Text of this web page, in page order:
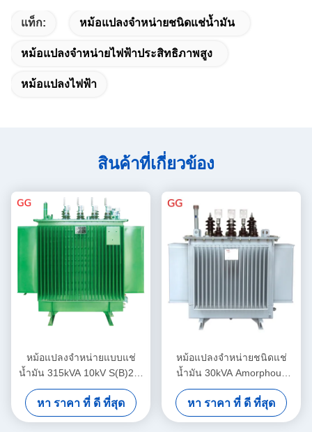
แท็ก: หม้อแปลงจำหน่ายชนิดแช่น้ำมัน
หม้อแปลงจำหน่ายไฟฟ้าประสิทธิภาพสูง
หม้อแปลงไฟฟ้า
สินค้าที่เกี่ยวข้อง
หม้อแปลงจำหน่ายแบบแช่
น้ำมัน 315kVA 10kV S(B)22-
NX1 ระดับประสิทธิภาพ
พลังงาน 1
หา ราคา ที่ ดี ที่สุด
หม้อแปลงจำหน่ายชนิดแช่
น้ำมัน 30kVA Amorphous
Alloy 10kV รุ่น S(B)H25-NX1
หา ราคา ที่ ดี ที่สุด